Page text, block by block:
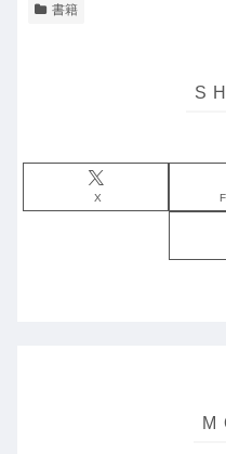
書籍
X